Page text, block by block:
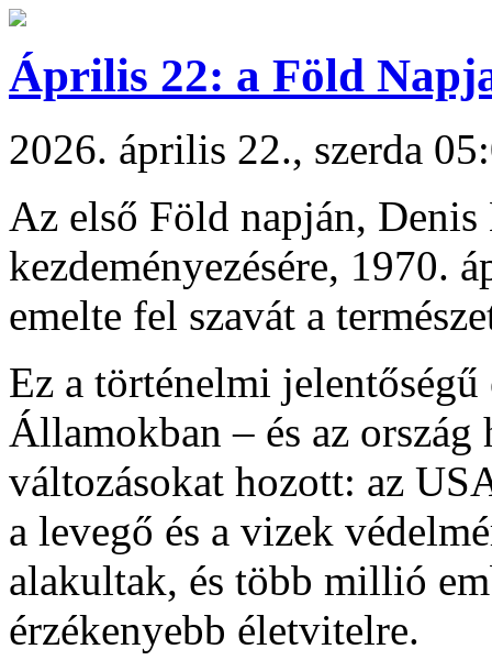
Április 22: a Föld
2026. április 22., szerda
Az első Föld napján, Denis
kezdeményezésére, 1970.
emelte fel szavát a
Ez a történelmi jelentőségű
Államokban – és az
változásokat hozott: az
a levegő és a vizek
alakultak, és több millió
érzékenyebb életvitelre.